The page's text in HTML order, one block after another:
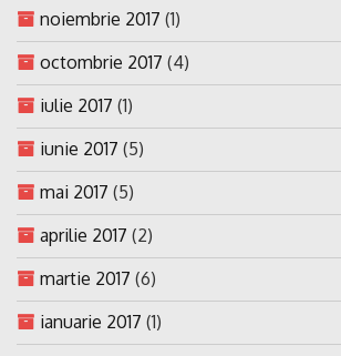
noiembrie 2017 (1)
octombrie 2017 (4)
iulie 2017 (1)
iunie 2017 (5)
mai 2017 (5)
aprilie 2017 (2)
martie 2017 (6)
ianuarie 2017 (1)